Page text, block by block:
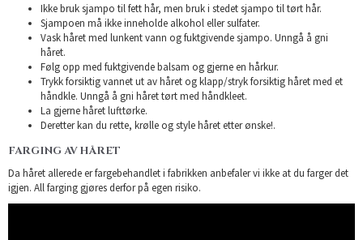
Ikke bruk sjampo til fett hår, men bruk i stedet sjampo til tørt hår.
Sjampoen må ikke inneholde alkohol eller sulfater.
Vask håret med lunkent vann og fuktgivende sjampo. Unngå å gni
håret.
Følg opp med fuktgivende balsam og gjerne en hårkur.
Trykk forsiktig vannet ut av håret og klapp/stryk forsiktig håret med et
håndkle. Unngå å gni håret tørt med håndkleet.
La gjerne håret lufttørke.
Deretter kan du rette, krølle og style håret etter ønske!.
FARGING AV HÅRET
Da håret allerede er fargebehandlet i fabrikken anbefaler vi ikke at du farger det
igjen. All farging gjøres derfor på egen risiko.